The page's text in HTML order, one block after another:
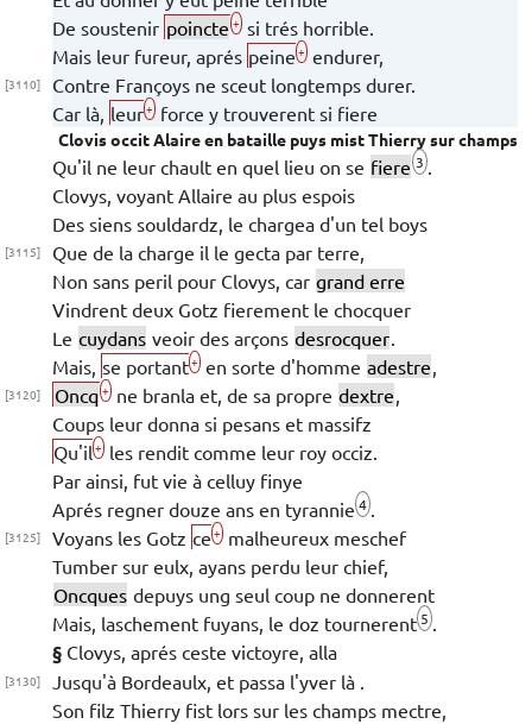
De soustenir poincte + si trés horrible.
Mais leur fureur, aprés peine + endurer,
[3110]
Contre Françoys ne sceut longtemps durer.
Car là, leur+ force y trouverent si fiere
ClovisoccitAlaireen bataille puys mistThierrysur champs
Qu'il ne leur chault en quel lieu on se fiere 3
Clovys , voyant Allaire au plus espois
Des siens souldardz, le chargea d'un tel boys
[3115]
Que de la charge il le gecta par terre,
Non sans peril pour Clovys , car grand erre
Vindrent deux Gotz fierement le chocquer
Le cuydans veoir des arçons desrocquer
Mais, se portant+ en sorte d'homme adestre
[3120] Oncq + ne branla et, de sa propre dextre
Coups leur donna si pesans et massifz
Qu'il + les rendit comme leur roy occiz.
Par ainsi, fut vie à celluy finye
Aprés regner douze ans en tyrannie 4
[3125] Voyans les Gotz ce + malheureux meschef
Tumber sur eulx, ayans perdu leur chief,
Oncques depuys ung seul coup ne donnerent
Mais, laschement fuyans, le doz tournerent 5
§ Clovys , aprés ceste victoyre, alla
[3130] Jusqu'à Bordeaulx , et passa l'yver là .
Son filz Thierry fist lors sur les champs mectre,